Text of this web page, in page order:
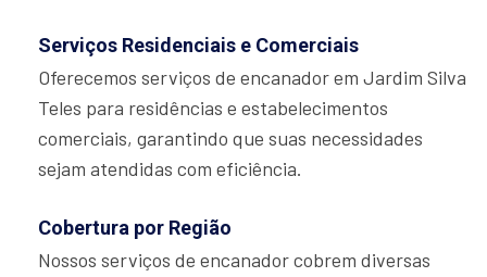
Serviços Residenciais e Comerciais
Oferecemos serviços de encanador em Jardim Silva
Teles para residências e estabelecimentos
comerciais, garantindo que suas necessidades
sejam atendidas com eficiência.
Cobertura por Região
Nossos serviços de encanador cobrem diversas